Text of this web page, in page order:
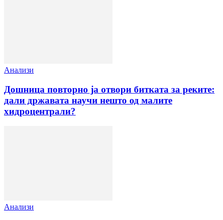
Анализи
Дошница повторно ја отвори битката за реките:
дали државата научи нешто од малите
хидроцентрали?
Анализи